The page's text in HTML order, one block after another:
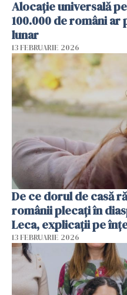
Alocație universală
100.000 de români
lunar
13 FEBRUARIE 2026
De ce dorul de casă
românii plecați în
Leca, explicații pe
13 FEBRUARIE 2026